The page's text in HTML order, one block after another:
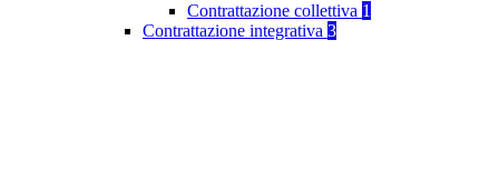
Contrattazione collettiva 1
Contrattazione integrativa 3